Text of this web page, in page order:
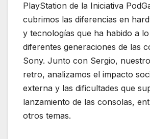
PlayStation de la Iniciativa
cubrimos las diferencias en
y tecnologías que ha habido a
diferentes generaciones de las
Sony. Junto con Sergio,
retro, analizamos el impacto
externa y las dificultades que
lanzamiento de las consolas,
otros temas.